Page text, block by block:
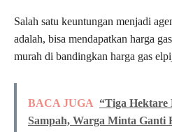
Salah satu keuntungan menjadi
adalah, bisa mendapatkan harga
murah di bandingkan harga gas
BACA JUGA “Tiga
Sampah, Warga Minta Ganti